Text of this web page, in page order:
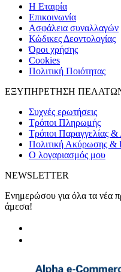
H Εταιρία
Eπικοινωνία
Ασφάλεια συναλλαγών
Κώδικες Δεοντολογίας
Όροι χρήσης
Cookies
Πολιτική Ποιότητας
ΕΞΥΠΗΡΕΤΗΣΗ
Συχνές ερωτήσεις
Τρόποι Πληρωμής
Τρόποι Παραγγελίας
Πολιτική Ακύρωσης &
Ο λογαριασμός μου
NEWSLETTER
Ενημερώσου για όλα τα νέα
άμεσα!